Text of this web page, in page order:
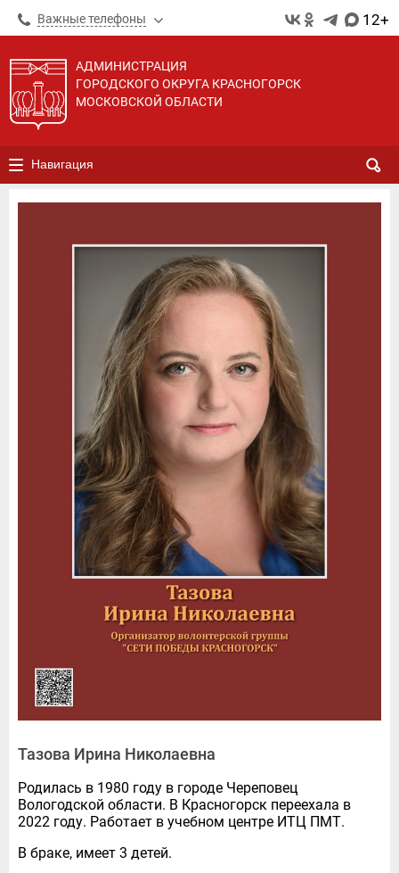
Важные телефоны 12+
АДМИНИСТРАЦИЯ
ГОРОДСКОГО ОКРУГА КРАСНОГОРСК
МОСКОВСКОЙ ОБЛАСТИ
Навигация
Тазова Ирина Николаевна
Родилась в 1980 году в городе Череповец
Вологодской области. В Красногорск переехала в
2022 году. Работает в учебном центре ИТЦ ПМТ.
В браке, имеет 3 детей.